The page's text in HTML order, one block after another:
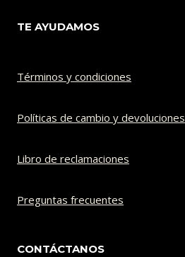
TE AYUDAMOS
Términos y condiciones
Políticas de cambio y devoluciones​
Libro de reclamaciones
Preguntas frecuentes
CONTÁCTANOS